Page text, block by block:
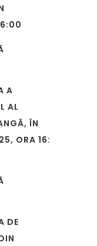
A
AL
ÎN
ORA 16:
DE